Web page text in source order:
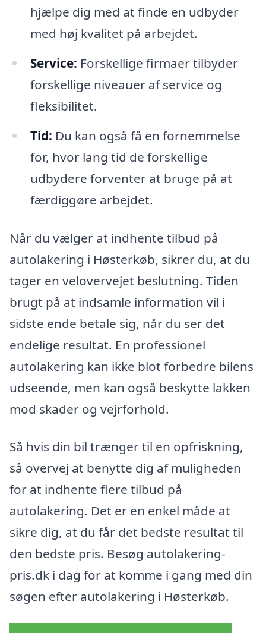
hjælpe dig med at finde en udbyder
med høj kvalitet på arbejdet.
Service: Forskellige firmaer tilbyder
forskellige niveauer af service og
fleksibilitet.
Tid: Du kan også få en fornemmelse
for, hvor lang tid de forskellige
udbydere forventer at bruge på at
færdiggøre arbejdet.
Når du vælger at indhente tilbud på
autolakering i Høsterkøb, sikrer du, at du
tager en velovervejet beslutning. Tiden
brugt på at indsamle information vil i
sidste ende betale sig, når du ser det
endelige resultat. En professionel
autolakering kan ikke blot forbedre bilens
udseende, men kan også beskytte lakken
mod skader og vejrforhold.
Så hvis din bil trænger til en opfriskning,
så overvej at benytte dig af muligheden
for at indhente flere tilbud på
autolakering. Det er en enkel måde at
sikre dig, at du får det bedste resultat til
den bedste pris. Besøg autolakering-
pris.dk i dag for at komme i gang med din
søgen efter autolakering i Høsterkøb.